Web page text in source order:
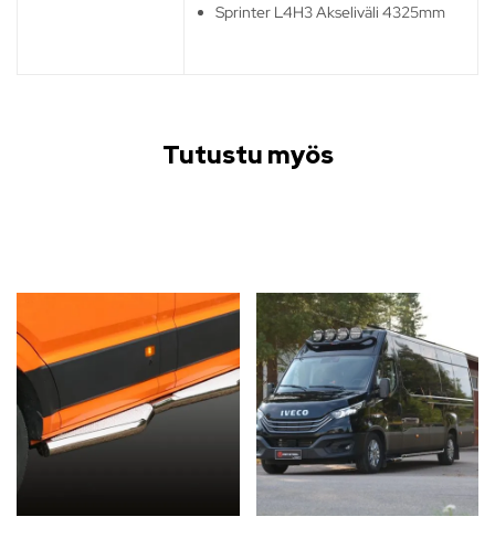
Sprinter L4H3 Akseliväli 4325mm
Tutustu myös